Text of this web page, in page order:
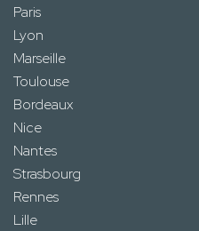
Paris
Lyon
Marseille
Toulouse
Bordeaux
Nice
Nantes
Strasbourg
Rennes
Lille